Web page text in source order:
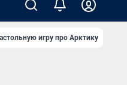
игру про Арктику